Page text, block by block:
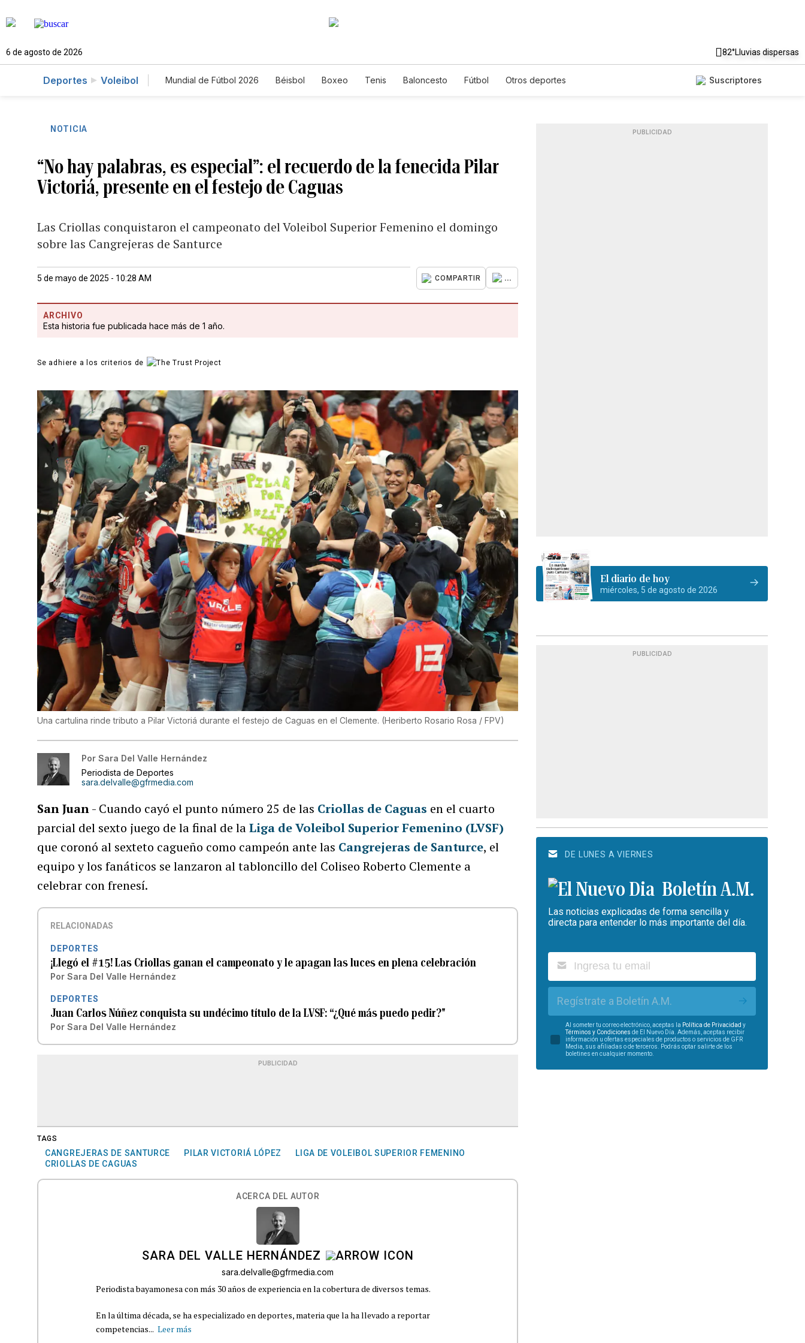
6 de agosto de 2026 82°Lluvias dispersas
Deportes Voleibol Mundial de Fútbol 2026 Béisbol Boxeo Tenis Baloncesto Fútbol Otros deportes Suscriptores
NOTICIA
“No hay palabras, es especial”: el recuerdo de la fenecida Pilar
Victoriá, presente en el festejo de Caguas
Las Criollas conquistaron el campeonato del Voleibol Superior Femenino el domingo
sobre las Cangrejeras de Santurce
5 de mayo de 2025 - 10:28 AM COMPARTIR ...
ARCHIVO
Esta historia fue publicada hace más de 1 año.
Se adhiere a los criterios de
Una cartulina rinde tributo a Pilar Victoriá durante el festejo de Caguas en el Clemente. (Heriberto Rosario Rosa / FPV)
Por Sara Del Valle Hernández
Periodista de Deportes
sara.delvalle@gfrmedia.com
San Juan- Cuando cayó el punto número 25 de las Criollas de Caguas en el cuarto
parcial del sexto juego de la final de laLiga de Voleibol Superior Femenino (LVSF)
que coronó al sexteto cagueño como campeón ante las Cangrejeras de Santurce, el
equipo y los fanáticos se lanzaron al tabloncillo del Coliseo Roberto Clemente a
celebrar con frenesí.
RELACIONADAS
DEPORTES
¡Llegó el #15! Las Criollas ganan el campeonato y le apagan las luces en plena celebración
Por Sara Del Valle Hernández
DEPORTES
Juan Carlos Núñez conquista su undécimo título de la LVSF: “¿Qué más puedo pedir?"
Por Sara Del Valle Hernández
PUBLICIDAD
TAGS
CANGREJERAS DE SANTURCE PILAR VICTORIÁ LÓPEZ
LIGA DE VOLEIBOL SUPERIOR FEMENINO
CRIOLLAS DE CAGUAS
ACERCA DEL AUTOR
SARA DEL VALLE HERNÁNDEZ
sara.delvalle@gfrmedia.com
Periodista bayamonesa con más 30 años de experiencia en la cobertura de diversos temas.
En la última década, se ha especializado en deportes, materia que la ha llevado a reportar
competencias... Leer más
PUBLICIDAD
El diario de hoy
miércoles, 5 de agosto de 2026
PUBLICIDAD
DE LUNES A VIERNES
Boletín A.M.
Las noticias explicadas de forma sencilla y
directa para entender lo más importante del día.
Regístrate a Boletín A.M.
Al someter tu correo electrónico, aceptas la Política de Privacidad y
Términos y Condiciones de El Nuevo Día. Además, aceptas recibir
información u ofertas especiales de productos o servicios de GFR
Media, sus afiliadas o de terceros. Podrás optar salirte de los
boletines en cualquier momento.